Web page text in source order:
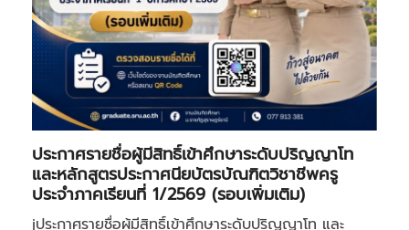
ประกาศรายชื่อผู้มีสิทธิ์เข้าศึกษาระดับปริญญาโท
และหลักสูตรประกาศนียบัตรบัณฑิตวิชาชีพครู
ประจำภาคเรียนที่ 1/2569 (รอบเพิ่มเติม)
jประกาศรายชื่อผู้มีสิทธิ์เข้าศึกษาระดับปริญญาโท และ